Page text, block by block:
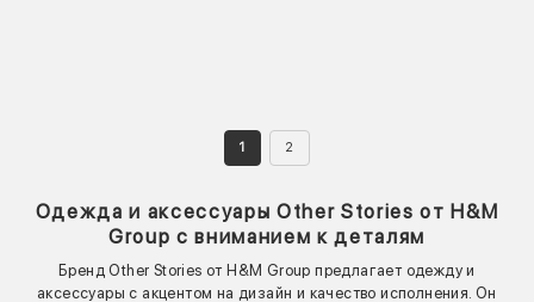
1 2
Одежда и аксессуары Other Stories от H&M
Group с вниманием к деталям
Бренд Other Stories от H&M Group предлагает одежду и
аксессуары с акцентом на дизайн и качество исполнения. Он